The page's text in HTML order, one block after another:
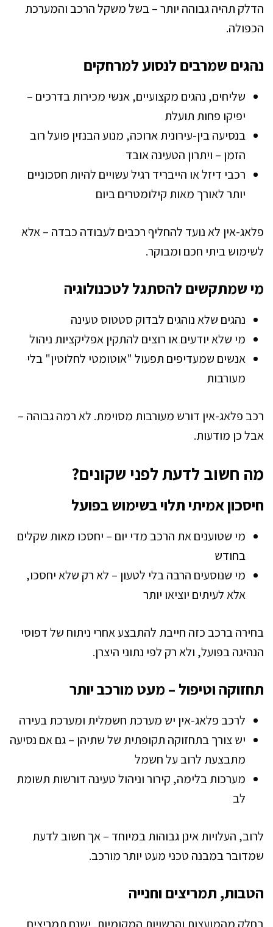
הדלק תהיה גבוהה יותר – בשל משקל הרכב והמערכת
הכפולה.
נהגים שמרבים לנסוע למרחקים
שליחים, נהגים מקצועיים, אנשי מכירות בדרכים –
יפיקו פחות תועלת
בנסיעה בין-עירונית ארוכה, מנוע הבנזין פועל רוב
הזמן – ויתרון הטעינה אובד
רכבי דיזל או הייבריד רגיל עשויים להיות חסכוניים
יותר לאורך מאות קילומטרים ביום
פלאג-אין לא נועד להחליף רכבים לעבודה כבדה – אלא
לשימוש ביתי חכם ומבוקר.
מי שמתקשים להסתגל לטכנולוגיה
נהגים שלא נוהגים לבדוק סטטוס טעינה
מי שלא יודעים או רוצים להתקין אפליקציות ניהול
אנשים שמעדיפים תפעול "אוטומטי לחלוטין" בלי
מעורבות
רכב פלאג-אין דורש מעורבות מסוימת. לא רמה גבוהה –
אבל כן מודעות.
מה חשוב לדעת לפני שקונים?
חיסכון אמיתי תלוי בשימוש בפועל
מי שטוענים את הרכב מדי יום – יחסכו מאות שקלים
בחודש
מי שנוסעים הרבה בלי לטעון – לא רק שלא יחסכו,
אלא לעיתים יוציאו יותר
בחירה ברכב כזה חייבת להתבצע אחרי ניתוח של דפוסי
הנהיגה בפועל, ולא רק לפי נתוני היצרן.
תחזוקה וטיפול – מעט מורכב יותר
לרכב פלאג-אין יש מערכת חשמלית ומערכת בעירה
יש צורך בתחזוקה תקופתית של שתיהן – גם אם נסיעה
מתבצעת לרוב על חשמל
מערכות בלימה, קירור וניהול טעינה דורשות תשומת
לב
לרוב, העלויות אינן גבוהות במיוחד – אך חשוב לדעת
שמדובר במבנה טכני מעט יותר מורכב.
הטבות, תמריצים וחנייה